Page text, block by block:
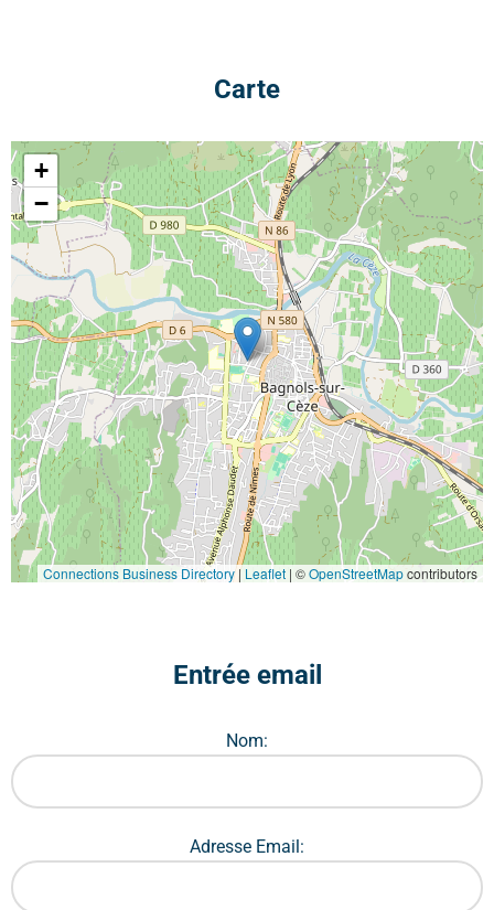
Carte
+
−
Connections Business Directory| Leaflet | ©OpenStreetMapcontributors
Entrée email
Nom:
Adresse Email: